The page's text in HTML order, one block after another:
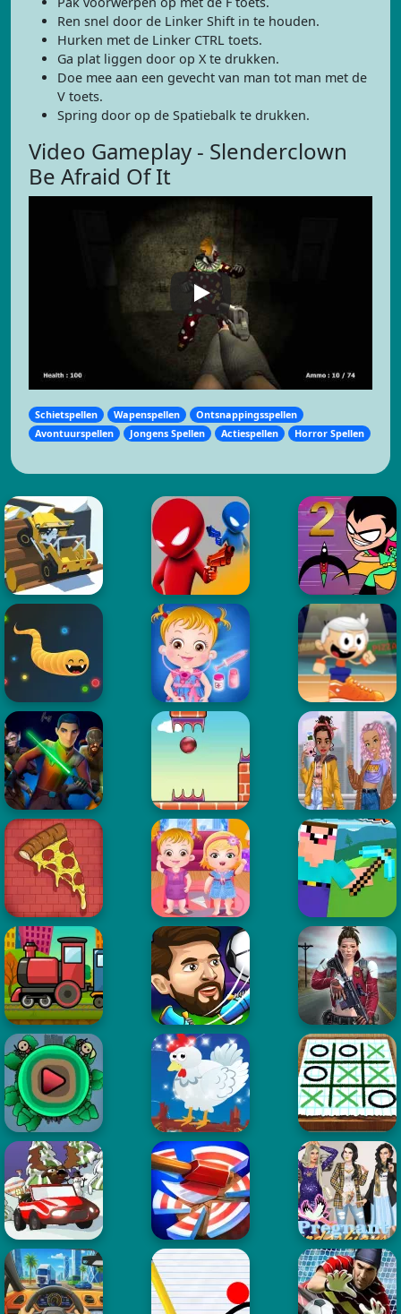
Ren snel door de Linker Shift in te houden.
Hurken met de Linker CTRL toets.
Ga plat liggen door op X te drukken.
Doe mee aan een gevecht van man tot man met de
V toets.
Spring door op de Spatiebalk te drukken.
Video Gameplay - Slenderclown
Be Afraid Of It
Schietspellen Wapenspellen
Ontsnappingsspellen
Avontuurspellen
Jongens Spellen Actiespellen Horror Spellen